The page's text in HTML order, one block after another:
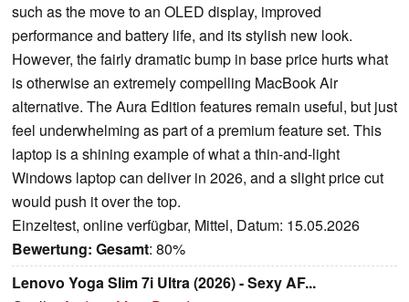
such as the move to an OLED display, improved
performance and battery life, and its stylish new look.
However, the fairly dramatic bump in base price hurts what
is otherwise an extremely compelling MacBook Air
alternative. The Aura Edition features remain useful, but just
feel underwhelming as part of a premium feature set. This
laptop is a shining example of what a thin-and-light
Windows laptop can deliver in 2026, and a slight price cut
would push it over the top.
Einzeltest, online verfügbar, Mittel, Datum: 15.05.2026
Bewertung: Gesamt: 80%
Lenovo Yoga Slim 7i Ultra (2026) - Sexy AF...